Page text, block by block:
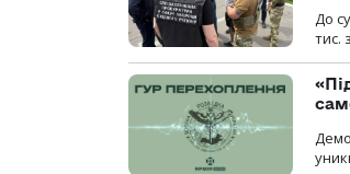
До
тис.